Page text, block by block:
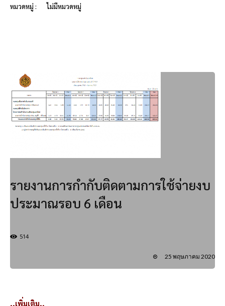
หมวดหมู่ : ไม่มีหมวดหมู่
รายงานการกำกับติดตามการใช้จ่ายงบ
ประมาณรอบ 6 เดือน
514
25 พฤษภาคม 2020
..เพิ่มเติม..